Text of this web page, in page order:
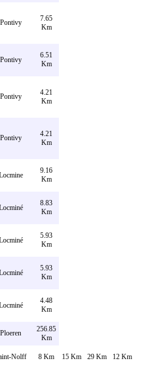
Pontivy
7.65
Km
Pontivy
6.51
Km
Pontivy
4.21
Km
Pontivy
4.21
Km
9.16
Km
8.83
Km
5.93
Km
5.93
Km
4.48
Km
Ploeren
256.85
Km
Nolff 8 Km 15 Km 29 Km 12 Km